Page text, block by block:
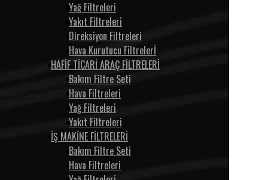
Yağ Filtreleri
Yakıt Filtreleri
Direksiyon Filtreleri
Hava Kurutucu Filtrelerİ
HAFİF TİCARİ ARAÇ FİLTRELERİ
Bakım Filtre Seti
Hava Filtreleri
Yağ Filtreleri
Yakıt Filtreleri
İŞ MAKİNE FİLTRELERİ
Bakım Filtre Seti
Hava Filtreleri